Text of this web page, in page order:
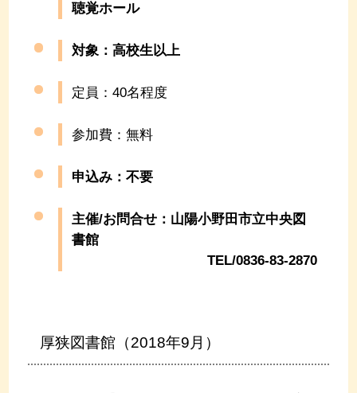
聴覚ホール
対象：高校生以上
定員：40名程度
参加費：無料
申込み：不要
主催/お問合せ：山陽小野田市立中央図
書館
TEL/0836-83-2870
厚狭図書館（2018年9月）